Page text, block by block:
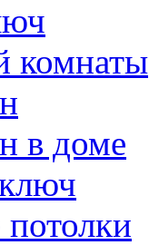
комнаты
в доме